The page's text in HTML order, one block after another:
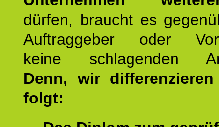
dürfen, braucht es
Auftraggeber oder
keine schlagenden
Denn, wir
folgt: